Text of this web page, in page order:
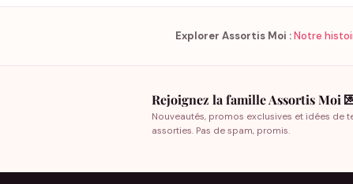
Explorer Assortis Moi :Notre
Rejoignez la famille Assortis Moi
Nouveautés, promos exclusives et idées de
assorties. Pas de spam, promis.